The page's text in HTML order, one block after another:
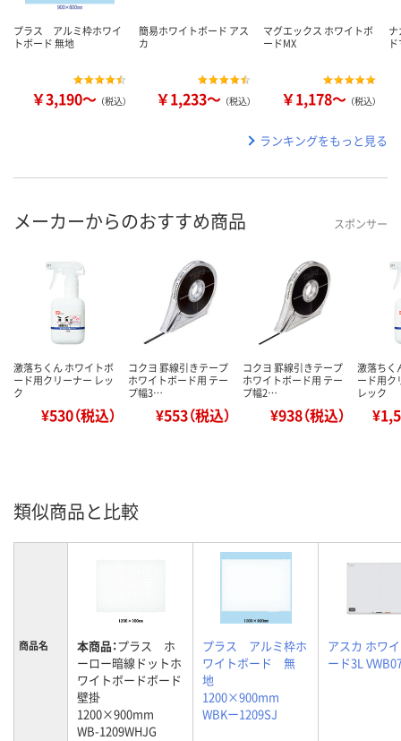
プラス アルミ枠ホワイ
トボード 無地
￥3,190～ （税込）
簡易ホワイトボード アス
カ
￥1,233～ （税込）
マグエックス ホワイトボ
ードMX
￥1,178～ （税込）
ランキングをもっと見る
メーカーからのおすすめ商品 スポンサー
激落ちくん ホワイトボ
ード用クリーナー レッ
ク
¥530（税込）
コクヨ 罫線引きテープ
ホワイトボード用 テー
プ幅3…
¥553（税込）
コクヨ 罫線引きテープ
ホワイトボード用 テー
プ幅2…
¥938（税込）
激落ちく
ード用ク
レック
類似商品と比較
商品名 本商品：プラス ホ
ーロー暗線ドットホ
ワイトボードボード
壁掛
1200×900mm
WB-1209WHJG
プラス アルミ枠ホ
ワイトボード 無
地
1200×900mm
WBKー1209SJ
アスカ ホワ
ード3L